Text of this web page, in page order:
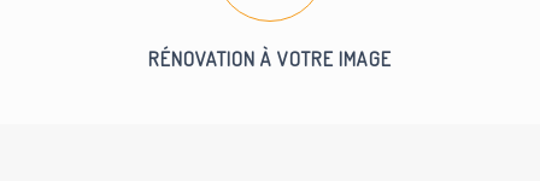
RÉNOVATION À VOTRE IMAGE